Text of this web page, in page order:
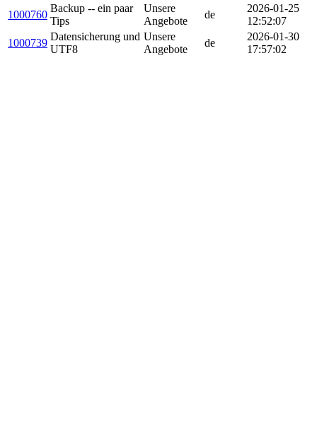
1000760
Backup -- ein paar
Tips
Unsere
Angebote
de
2026-01-25
12:52:07
1000739
Datensicherung und
UTF8
Unsere
Angebote
de
2026-01-30
17:57:02